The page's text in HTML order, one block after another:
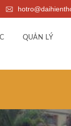
QUẢN LÝ